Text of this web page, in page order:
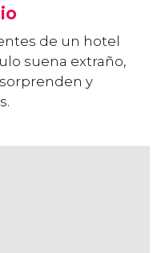
de un hotel
suena extraño,
y